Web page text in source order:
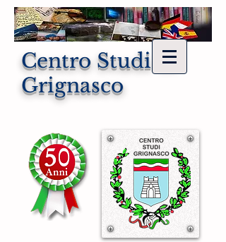
Centro Studi di
Grignasco